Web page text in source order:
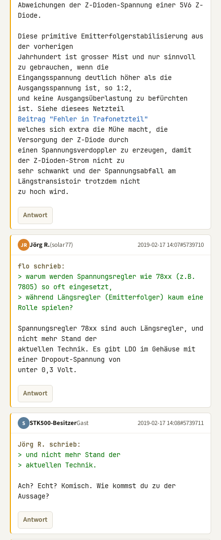
Abweichungen der Z-Dioden-Spannung einer 5V6 Z-
Diode.
Diese primitive Emitterfolgerstabilisierung aus
der vorherigen
Jahrhundert ist grosser Mist und nur sinnvoll
zu gebrauchen, wenn die
Eingangsspannung deutlich höher als die
Ausgangsspannung ist, so 1:2,
und keine Ausgangsüberlastung zu befürchten
Beitrag "Fehler in Trafonetzteil"
welches sich extra die Mühe macht, die
Versorgung der Z-Diode durch
einen Spannungsverdoppler zu erzeugen, damit
der Z-Dioden-Strom nicht zu
sehr schwankt und der Spannungsabfall am
Längstransistoir trotzdem nicht
zu hoch wird.
Antwort
JR Jörg R.(solar77) 2019-02-17 14:07#5739710
flo schrieb:
> warum werden Spannungsregler wie 78xx (z.B.
7805) so oft eingesetzt,
> während Längsregler (Emitterfolger) kaum eine
Rolle spielen?
Spannungsregler 78xx sind auch Längsregler, und
nicht mehr Stand der
aktuellen Technik. Es gibt LDO im Gehäuse mit
einer Dropout-Spannung von
unter 0,3 Volt.
Antwort
S STK500-BesitzerGast 2019-02-17 14:08#5739711
Jörg R. schrieb:
> und nicht mehr Stand der
> aktuellen Technik.
Ach? Echt? Komisch. Wie kommst du zu der
Aussage?
Antwort